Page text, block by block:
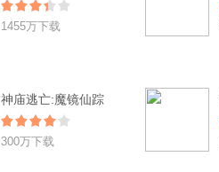
1455万下载
神庙逃亡:魔镜仙踪
300万下载